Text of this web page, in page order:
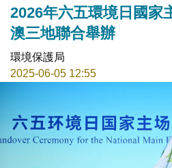
2026年六五環境日國家
澳三地聯合舉辦
環境保護局
2025-06-05 12:55